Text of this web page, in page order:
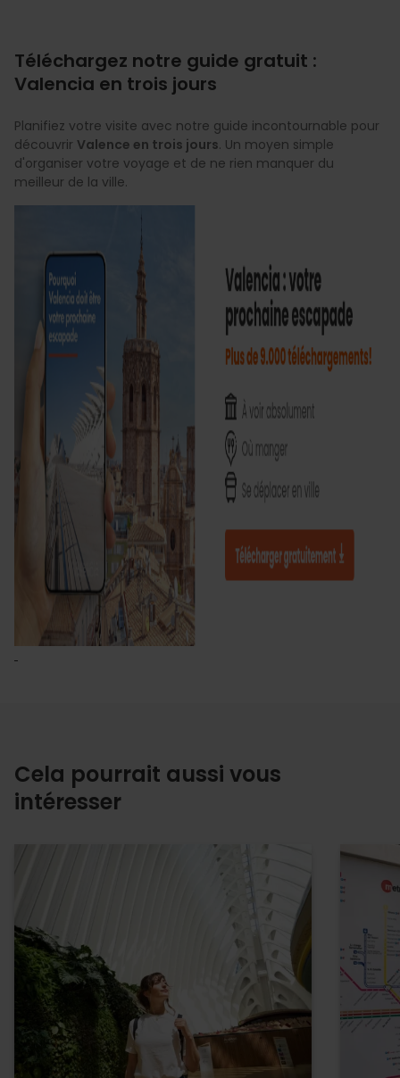
Téléchargez notre guide gratuit :
Valencia en trois jours
Planifiez votre visite avec notre guide incontournable pour
découvrir Valence en trois jours. Un moyen simple
d'organiser votre voyage et de ne rien manquer du
meilleur de la ville.
Cela pourrait aussi vous
intéresser